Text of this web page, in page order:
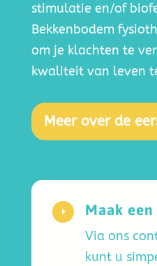
stimulatie en/of
Bekkenbodem
om je klachten te
kwaliteit van leven
Meer over de
E Maak
Via ons
kunt u